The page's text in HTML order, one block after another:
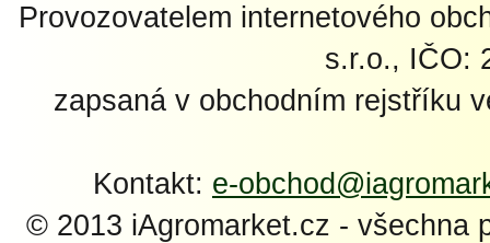
Provozovatelem internetového
s.r.o., IČO:
zapsaná v obchodním rejstříku
Kontakt: e-
© 2013 iAgromarket.cz - všechna